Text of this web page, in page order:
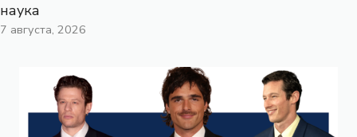
наука
7 августа, 2026